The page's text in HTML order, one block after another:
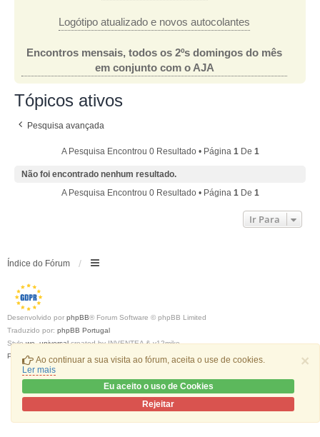
×
Ao continuar a sua visita ao fórum, aceita o use de cookies.
Ler mais
Eu aceito o uso de Cookies
Rejeitar
Logótipo atualizado e novos autocolantes
Encontros mensais, todos os 2ºs domingos do mês
em conjunto com o AJA
Tópicos ativos
Pesquisa avançada
A Pesquisa Encontrou 0 Resultado • Página 1De 1
Não foi encontrado nenhum resultado.
A Pesquisa Encontrou 0 Resultado • Página 1De 1
Ir Para
Índice do Fórum
Desenvolvido por phpBB® Forum Software © phpBB Limited
Traduzido por: phpBB Portugal
Stylewe_universalcreated by INVENTEA & v12mike
Privacidade
Termos